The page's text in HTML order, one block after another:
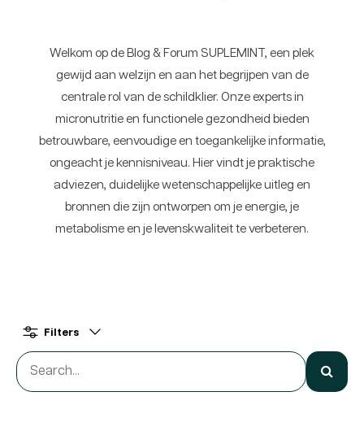
Welkom op de Blog & Forum SUPLEMINT, een plek
gewijd aan welzijn en aan het begrijpen van de
centrale rol van de schildklier. Onze experts in
micronutritie en functionele gezondheid bieden
betrouwbare, eenvoudige en toegankelijke informatie,
ongeacht je kennisniveau. Hier vindt je praktische
adviezen, duidelijke wetenschappelijke uitleg en
bronnen die zijn ontworpen om je energie, je
metabolisme en je levenskwaliteit te verbeteren.
Filters